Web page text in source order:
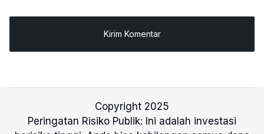
Copyright 2025
Peringatan Risiko Publik: Ini adalah investasi